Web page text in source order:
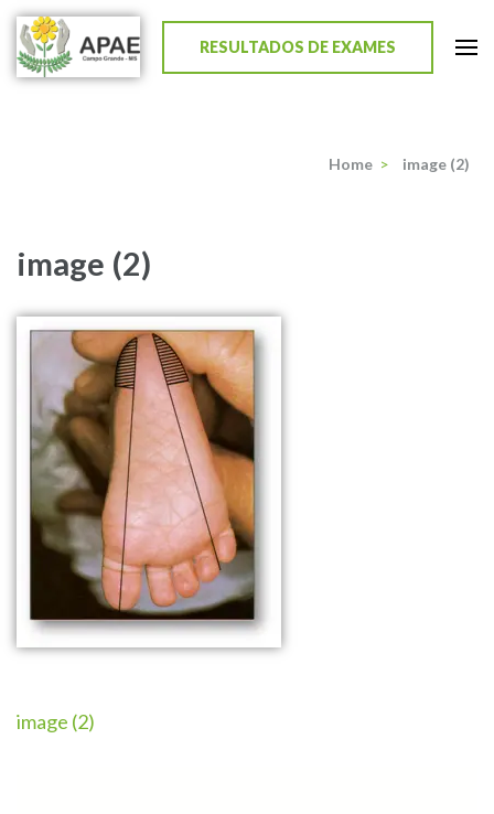
APAE de Campo Grande
RESULTADOS DE EXAMES
Home > image (2)
image (2)
image (2)